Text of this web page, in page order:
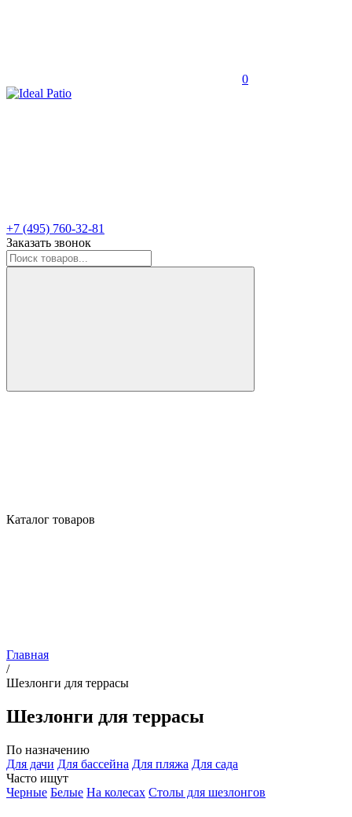
0
+7 (495) 760-32-81
Заказать звонок
Каталог товаров
Главная
/
Шезлонги для террасы
Шезлонги для террасы
По назначению
Для дачи Для бассейна Для пляжа Для сада
Часто ищут
Черные Белые На колесах Столы для шезлонгов